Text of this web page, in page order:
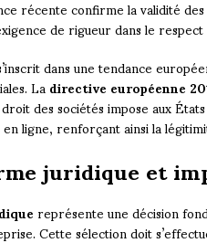
récente confirme la validité
de rigueur dans le
dans une tendance
Ladirective européenne
des sociétés impose aux
ligne, renforçant ainsi la
juridique et
représente une décision
Cette sélection doit